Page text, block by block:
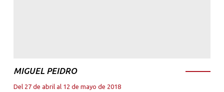
MIGUEL PEIDRO
Del 27 de abril al 12 de mayo de 2018